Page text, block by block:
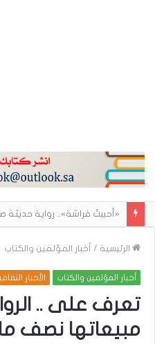
الرئيسية / أخبار المؤلفين والكتاب
أخبار المؤلفين والكتاب الأخبار
تعرف على ..
مبيعاتها نصف